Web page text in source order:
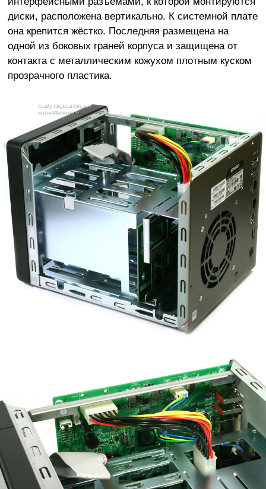
диски, расположена вертикально. К системной плате
она крепится жёстко. Последняя размещена на
одной из боковых граней корпуса и защищена от
контакта с металлическим кожухом плотным куском
прозрачного пластика.